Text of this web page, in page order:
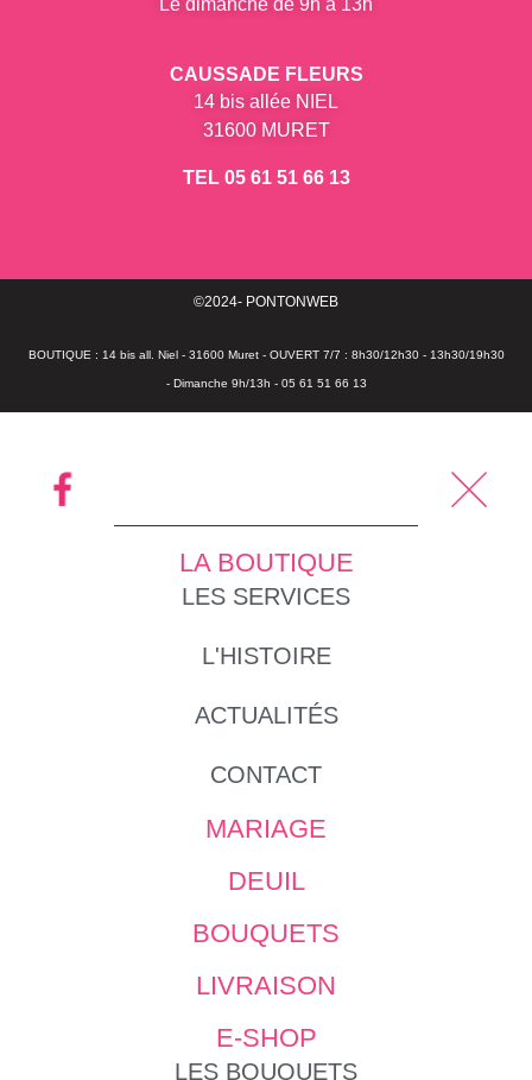
Le dimanche de 9h à 13h
CAUSSADE FLEURS
14 bis allée NIEL
31600 MURET
TEL 05 61 51 66 13
©2024- PONTONWEB
BOUTIQUE : 14 bis all. Niel - 31600 Muret - OUVERT 7/7 : 8h30/12h30 - 13h30/19h30
- Dimanche 9h/13h - 05 61 51 66 13
LA BOUTIQUE
LES SERVICES
L'HISTOIRE
ACTUALITÉS
CONTACT
MARIAGE
DEUIL
BOUQUETS
LIVRAISON
E-SHOP
LES BOUQUETS